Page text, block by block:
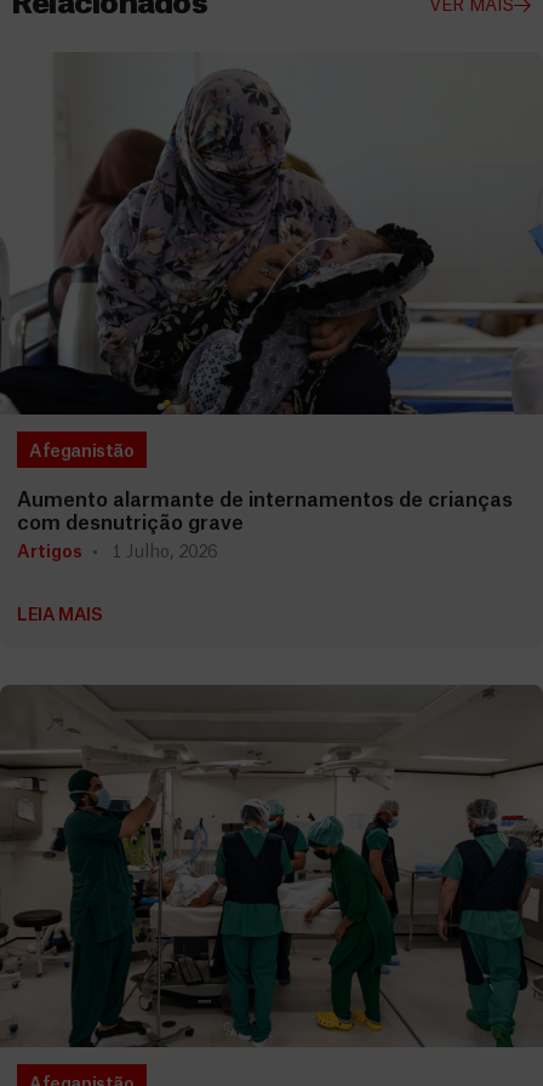
VER MAIS
Afeganistão
Aumento alarmante de internamentos de crianças
com desnutrição grave
Artigos 1 Julho, 2026
LEIA MAIS